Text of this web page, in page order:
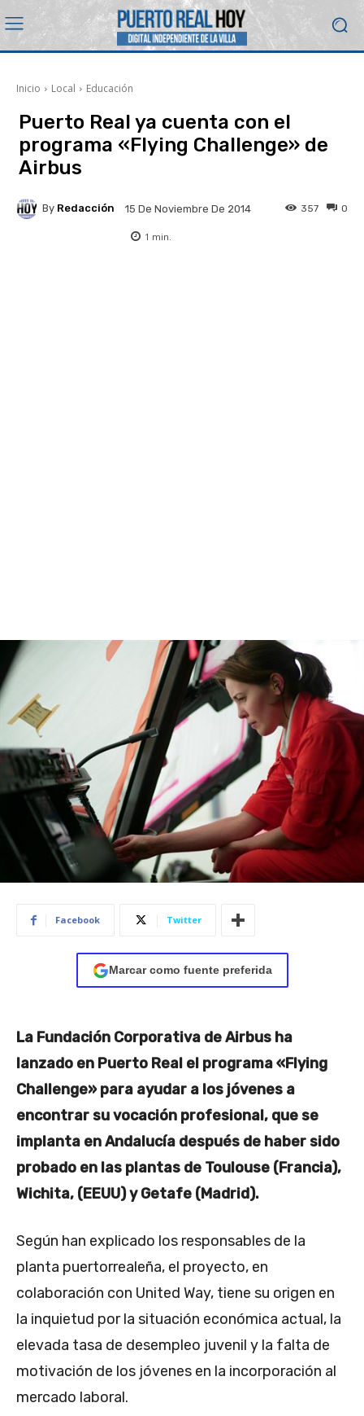
Inicio Local Educación
Puerto Real ya cuenta con el
programa «Flying Challenge» de
Airbus
By Redacción 15 De Noviembre De 2014 0
357
1 min.
Facebook Twitter
Marcar como fuente preferida
La Fundación Corporativa de Airbus ha
lanzado en Puerto Real el programa «Flying
Challenge» para ayudar a los jóvenes a
encontrar su vocación profesional, que se
implanta en Andalucía después de haber sido
probado en las plantas de Toulouse (Francia),
Wichita, (EEUU) y Getafe (Madrid).
Según han explicado los responsables de la
planta puertorrealeña, el proyecto, en
colaboración con United Way, tiene su origen en
la inquietud por la situación económica actual, la
elevada tasa de desempleo juvenil y la falta de
motivación de los jóvenes en la incorporación al
mercado laboral.